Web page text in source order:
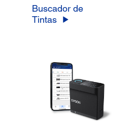
Buscador de
Tintas